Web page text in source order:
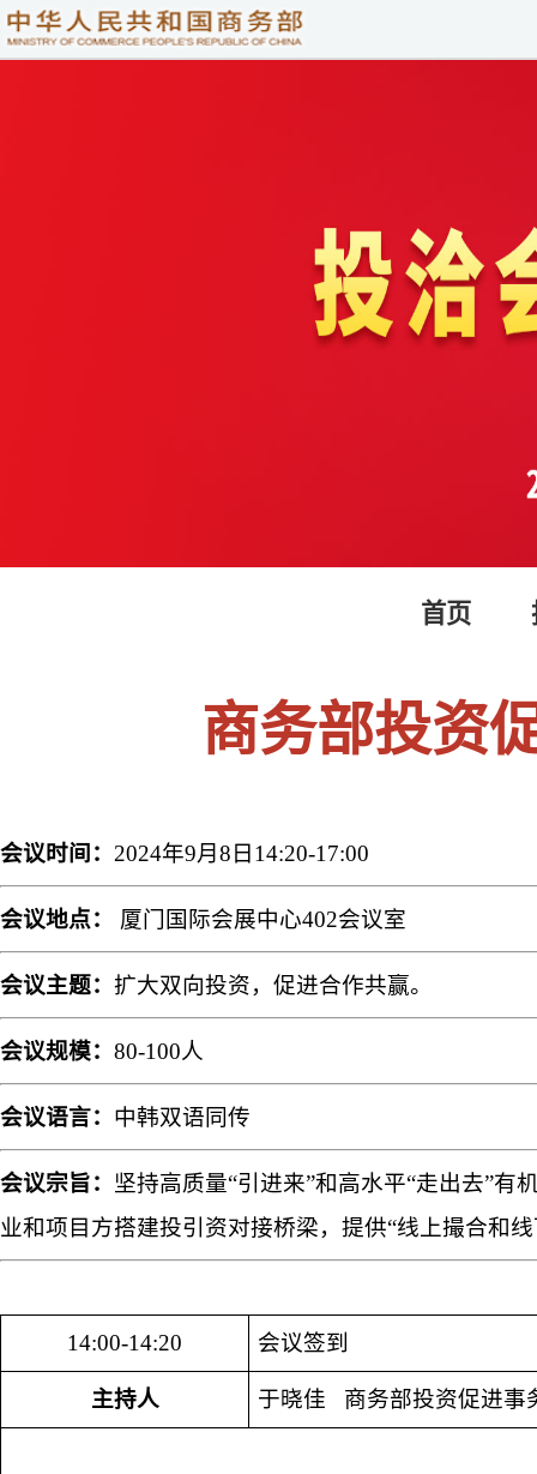
商务部投资
会议时间： 2024年9月8日14:20-17:00
会议地点： 厦门国际会展中心402会议室
会议主题： 扩大双向投资，促进合作共赢。
会议规模： 80-100人
会议语言： 中韩双语同传
会议宗旨： 坚持高质量“引进来”和高水平“走出去”
业和项目方搭建投引资对接桥梁，提供“线上撮合和
14:00-14:20 会议签到
主持人 于晓佳 商务部投资促进
首页